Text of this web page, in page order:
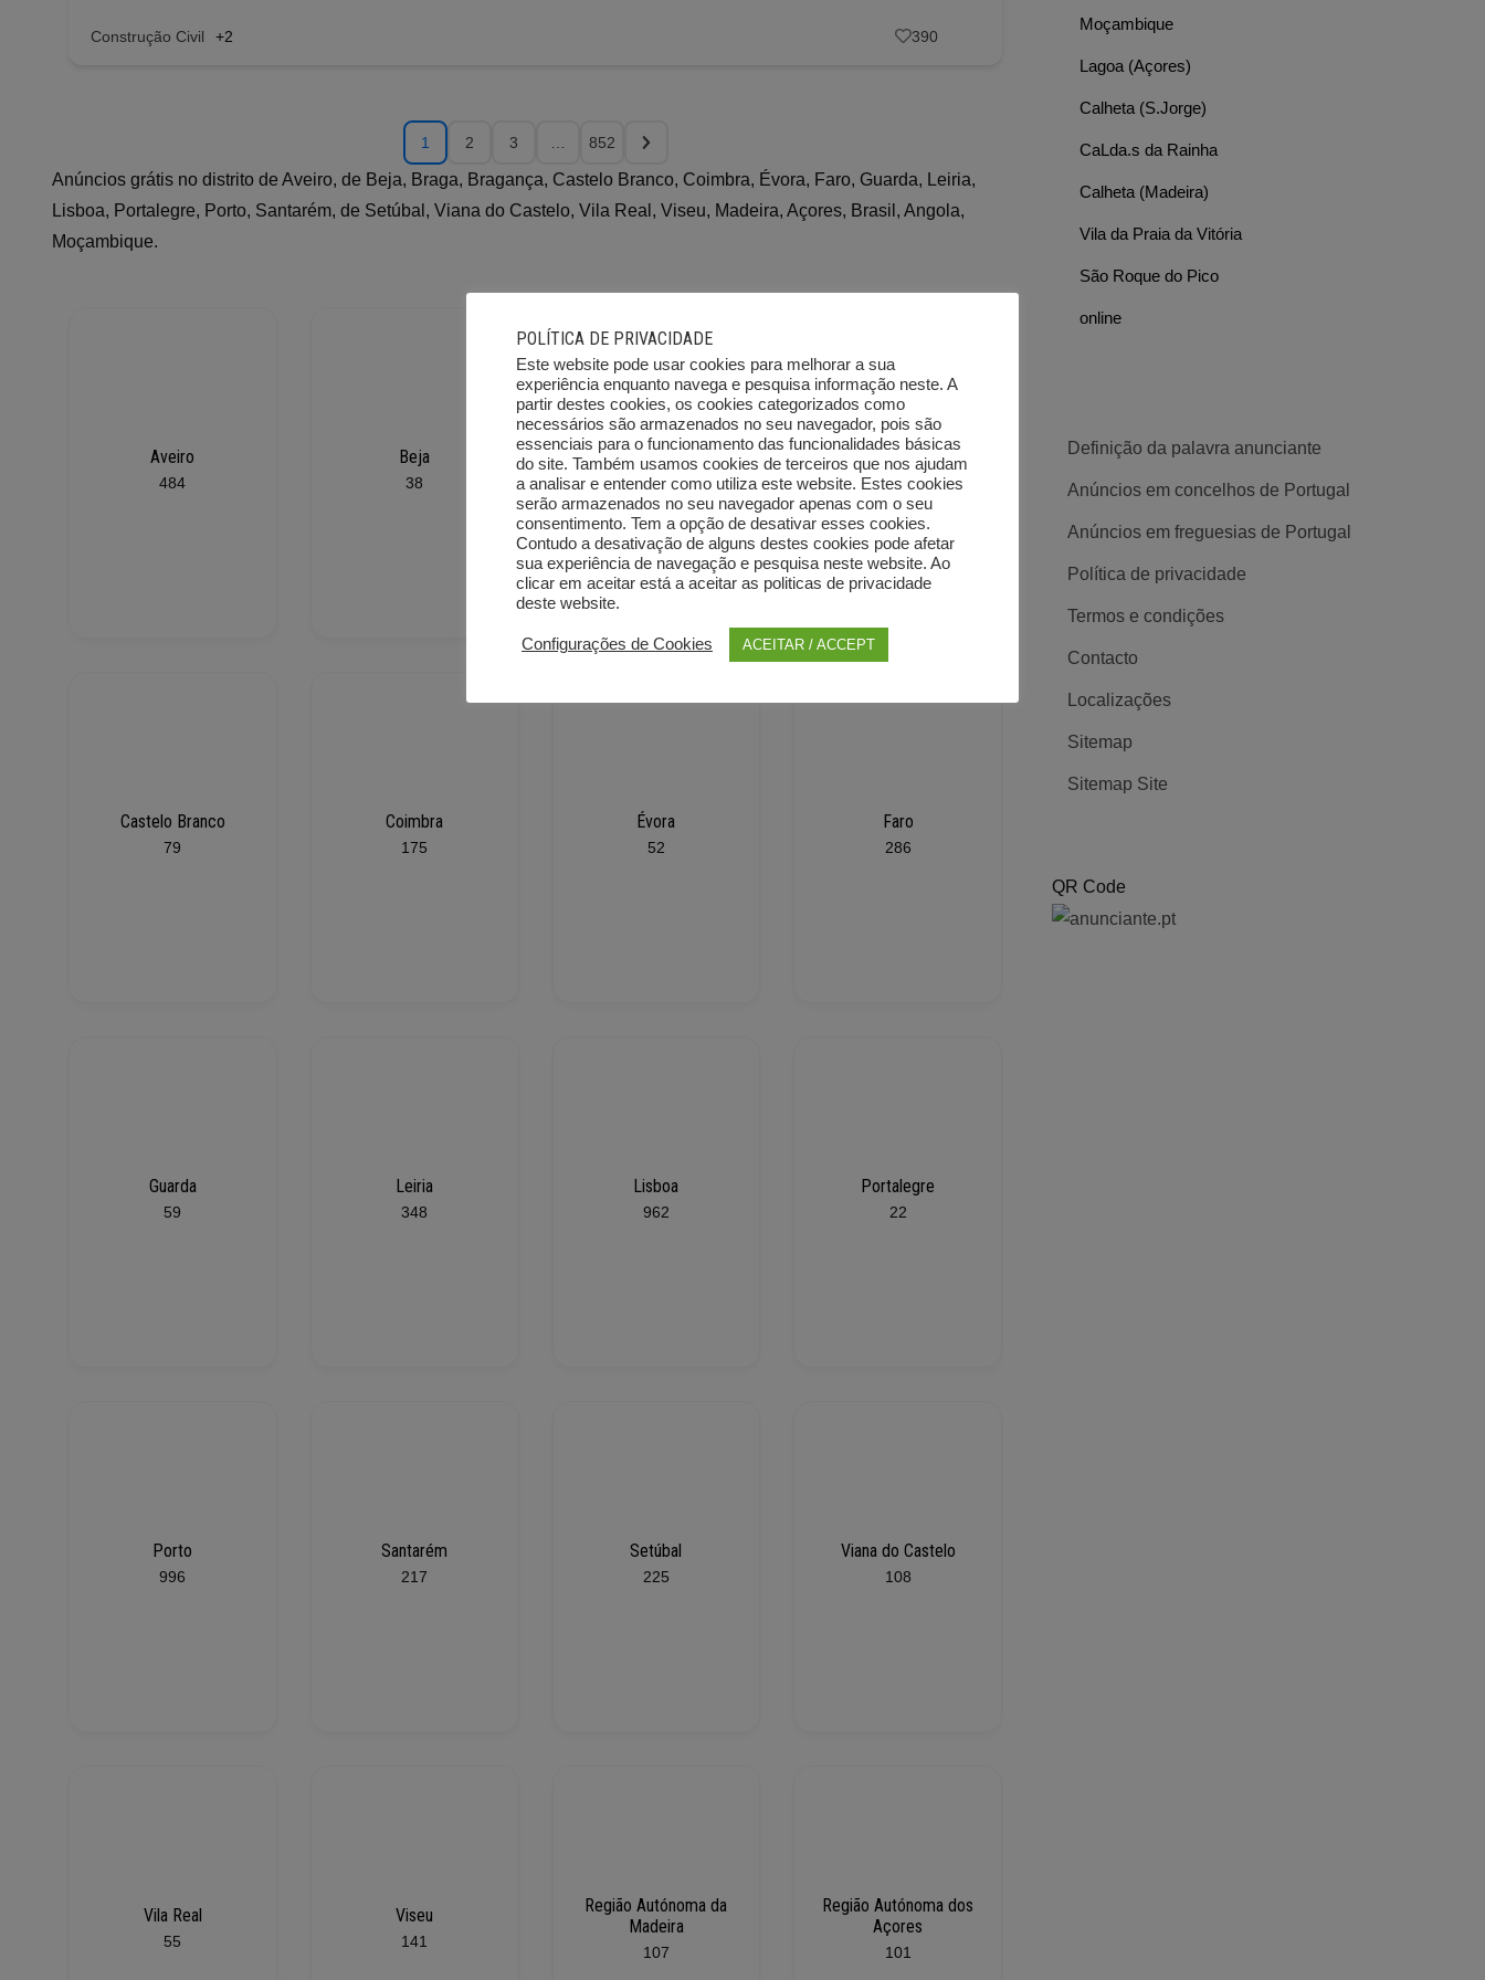
Construção Civil +2 390
1 2 3 852
Anúncios grátis no distrito de Aveiro, de Beja, Braga, Bragança, Castelo Branco, Coimbra, Évora, Faro, Guarda, Leiria,
Lisboa, Portalegre, Porto, Santarém, de Setúbal, Viana do Castelo, Vila Real, Viseu, Madeira, Açores, Brasil, Angola,
Moçambique.
Aveiro
484
Beja
38
Braga
573
Bragança
43
Castelo Branco
79
Coimbra
175
Évora
52
Faro
286
Guarda
59
Leiria
348
Lisboa
962
Portalegre
22
Porto
996
Santarém
217
Setúbal
225
Viana do Castelo
108
Vila Real
55
Viseu
141
Região Autónoma da
Madeira
107
Região Autónoma dos
Açores
101
Moçambique
Lagoa (Açores)
Calheta (S.Jorge)
CaLda.s da Rainha
Calheta (Madeira)
Vila da Praia da Vitória
São Roque do Pico
online
Definição da palavra anunciante
Anúncios em concelhos de Portugal
Anúncios em freguesias de Portugal
Política de privacidade
Termos e condições
Contacto
Localizações
Sitemap
Sitemap Site
QR Code
POLÍTICA DE PRIVACIDADE
Este website pode usar cookies para melhorar a sua
experiência enquanto navega e pesquisa informação neste. A
partir destes cookies, os cookies categorizados como
necessários são armazenados no seu navegador, pois são
essenciais para o funcionamento das funcionalidades básicas
do site. Também usamos cookies de terceiros que nos ajudam
a analisar e entender como utiliza este website. Estes cookies
serão armazenados no seu navegador apenas com o seu
consentimento. Tem a opção de desativar esses cookies.
Contudo a desativação de alguns destes cookies pode afetar
sua experiência de navegação e pesquisa neste website. Ao
clicar em aceitar está a aceitar as politicas de privacidade
deste website.
Configurações de Cookies ACEITAR / ACCEPT